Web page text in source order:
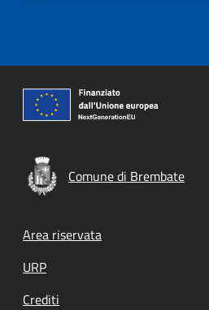
Comune di Brembate
Footer menu
Area riservata
URP
Crediti